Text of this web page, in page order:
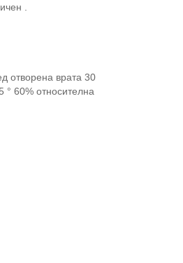
.
отворена врата 30
° 60% относителна